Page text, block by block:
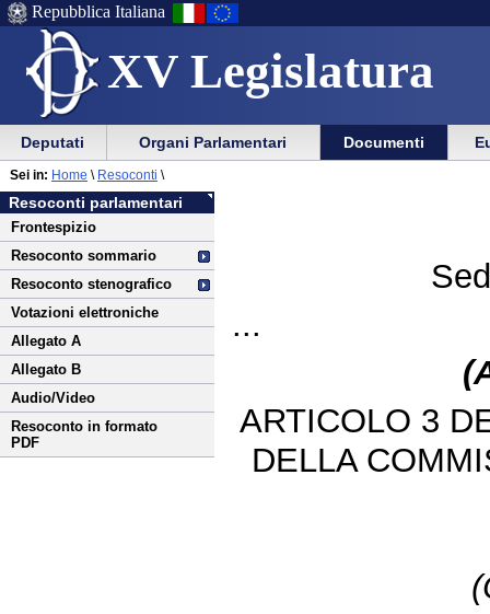
XV Legislatura
Menu
di
ausilio
alla
navigazione
Vai
Menu
di
navigazione
principale
Repubblica Italiana
Menu
di
navigazione
principale
Vai
menu
di
sezione
Deputati Organi Parlamentari Documenti
Vai
al
contenuto
Resoconti parlamentari
Frontespizio
Resoconto sommario
Resoconto stenografico
Votazioni elettroniche
Allegato A
Allegato B
Audio/Video
Resoconto in formato
PDF
Sei in: Home \ Resoconti \
...
ARTICOLO 3
DELLA